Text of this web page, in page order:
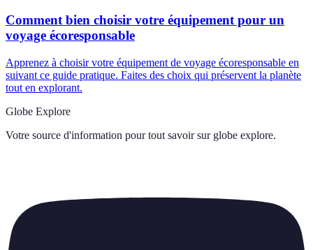
Comment bien choisir votre équipement pour un
voyage écoresponsable
Apprenez à choisir votre équipement de voyage écoresponsable en
suivant ce guide pratique. Faites des choix qui préservent la planète
tout en explorant.
Globe Explore
Votre source d'information pour tout savoir sur globe explore.